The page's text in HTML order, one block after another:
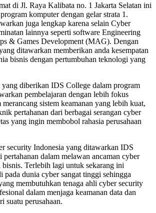
di Jl. Raya Kalibata no. 1 Jakarta Selatan ini
komputer dengan gelar strata 1.
juga lengkap karena selain Cyber
lainnya seperti software Engineering
& Games Development (MAG). Dengan
ditawarkan memberikan anda kesempatan
bisnis dengan pertumbuhan teknologi yang
diberikan IDS College dalam program
pembelajaran dengan lebih fokus
sistem keamanan yang lebih kuat,
pertahanan dari berbagai serangan cyber
yang ingin membobol rahasia perusahaan
security Indonesia yang ditawarkan IDS
pertahanan dalam melawan ancaman cyber
bisnis. Terlebih lagi untuk sekarang ini
pada dunia cyber sangat tinggi sehingga
membutuhkan tenaga ahli cyber security
dalam menjaga keamanan data dan
suatu perusahaan.